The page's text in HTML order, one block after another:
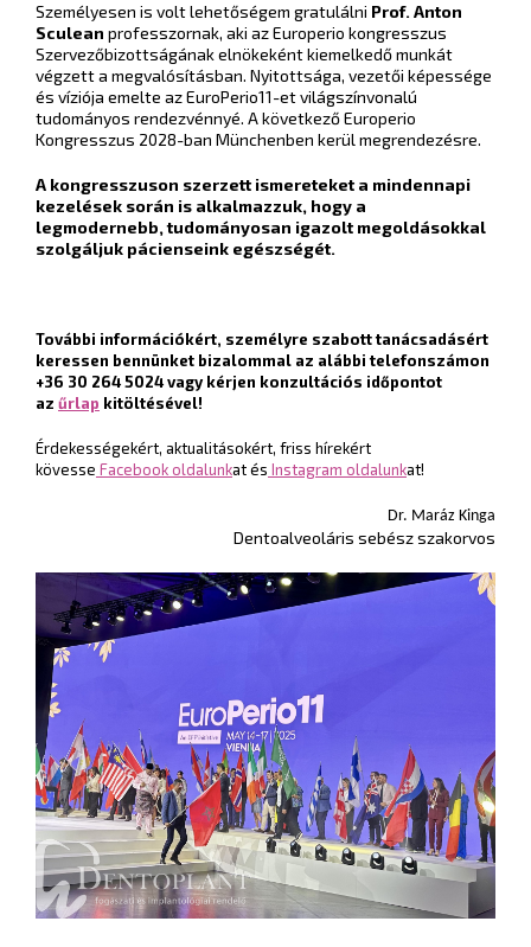
Személyesen is volt lehetőségem gratulálni Prof. Anton
Sculean professzornak, aki az Europerio kongresszus
Szervezőbizottságának elnökeként kiemelkedő munkát
végzett a megvalósításban. Nyitottsága, vezetői képessége
és víziója emelte az EuroPerio11-et világszínvonalú
tudományos rendezvénnyé. A következő Europerio
Kongresszus 2028-ban Münchenben kerül megrendezésre.
A kongresszuson szerzett ismereteket a mindennapi
kezelések során is alkalmazzuk, hogy a
legmodernebb, tudományosan igazolt megoldásokkal
szolgáljuk pácienseink egészségét.
További információkért, személyre szabott tanácsadásért
keressen bennünket bizalommal az alábbi telefonszámon
+36 30 264 5024 vagy kérjen konzultációs időpontot
az űrlap kitöltésével!
Érdekességekért, aktualitásokért, friss hírekért
kövesse Facebook oldalunkat és Instagram oldalunkat!
Dr. Maráz Kinga
Dentoalveoláris sebész szakorvos